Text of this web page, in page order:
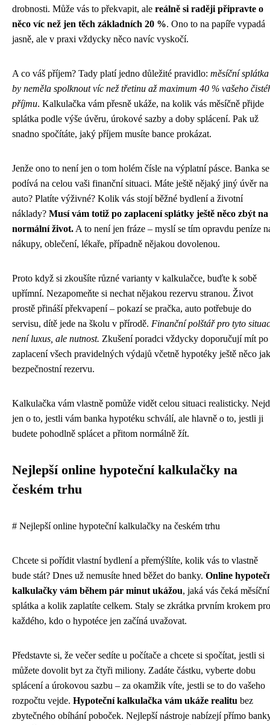
drobnosti. Může vás to překvapit, ale reálně si raději připravte o
něco víc než jen těch základních 20 %. Ono to na papíře vypadá
jasně, ale v praxi vždycky něco navíc vyskočí.
A co váš příjem? Tady platí jedno důležité pravidlo: měsíční splátka
by neměla spolknout víc než třetinu až maximum 40 % vašeho
příjmu. Kalkulačka vám přesně ukáže, na kolik vás měsíčně přijde
splátka podle výše úvěru, úrokové sazby a doby splácení. Pak už
snadno spočítáte, jaký příjem musíte bance prokázat.
Jenže ono to není jen o tom holém čísle na výplatní pásce. Banka se
podívá na celou vaši finanční situaci. Máte ještě nějaký jiný úvěr na
auto? Platíte výživné? Kolik vás stojí běžné bydlení a životní
náklady? Musí vám totiž po zaplacení splátky ještě něco zbýt na
normální život. A to není jen fráze – myslí se tím opravdu peníze
nákupy, oblečení, lékaře, případně nějakou dovolenou.
Proto když si zkoušíte různé varianty v kalkulačce, buďte k sobě
upřímní. Nezapomeňte si nechat nějakou rezervu stranou. Život
prostě přináší překvapení – pokazí se pračka, auto potřebuje do
servisu, dítě jede na školu v přírodě. Finanční polštář pro tyto
není luxus, ale nutnost. Zkušení poradci vždycky doporučují mít po
zaplacení všech pravidelných výdajů včetně hypotéky ještě něco
bezpečnostní rezervu.
Kalkulačka vám vlastně pomůže vidět celou situaci realisticky.
jen o to, jestli vám banka hypotéku schválí, ale hlavně o to, jestli ji
budete pohodlně splácet a přitom normálně žít.
Nejlepší online hypoteční kalkulačky na
českém trhu
# Nejlepší online hypoteční kalkulačky na českém trhu
Chcete si pořídit vlastní bydlení a přemýšlíte, kolik vás to vlastně
bude stát? Dnes už nemusíte hned běžet do banky. Online
kalkulačky vám během pár minut ukážou, jaká vás čeká měsíční
splátka a kolik zaplatíte celkem. Staly se zkrátka prvním krokem pro
každého, kdo o hypotéce jen začíná uvažovat.
Představte si, že večer sedíte u počítače a chcete si spočítat, jestli si
můžete dovolit byt za čtyři miliony. Zadáte částku, vyberte dobu
splácení a úrokovou sazbu – za okamžik víte, jestli se to do vašeho
rozpočtu vejde. Hypoteční kalkulačka vám ukáže realitu bez
zbytečného obíhání poboček. Nejlepší nástroje nabízejí přímo